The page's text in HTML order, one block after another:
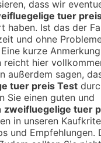
dass wir
tuer
haben. Ist das der
und ohne
kurze
reicht hier
außerdem sagen,
tuer preis Test
Sie einen guten und
zweifluegelige tuer
in unseren
und Empfehlungen.